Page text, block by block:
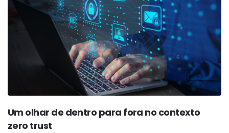
Um olhar de dentro para fora no contexto
zero trust